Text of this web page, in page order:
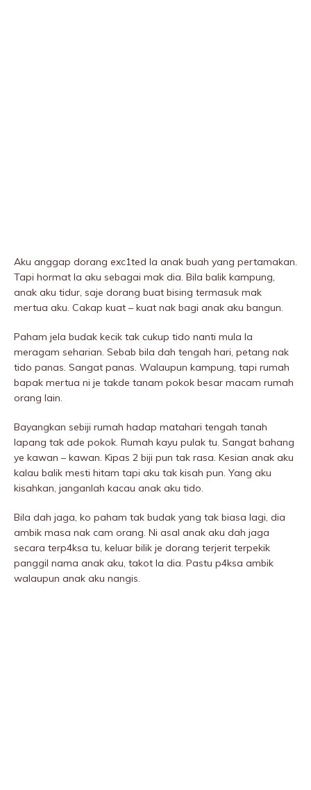
Aku anggap dorang exc1ted la anak buah yang pertamakan.
Tapi hormat la aku sebagai mak dia. Bila balik kampung,
anak aku tidur, saje dorang buat bising termasuk mak
mertua aku. Cakap kuat – kuat nak bagi anak aku bangun.
Paham jela budak kecik tak cukup tido nanti mula la
meragam seharian. Sebab bila dah tengah hari, petang nak
tido panas. Sangat panas. Walaupun kampung, tapi rumah
bapak mertua ni je takde tanam pokok besar macam rumah
orang lain.
Bayangkan sebiji rumah hadap matahari tengah tanah
lapang tak ade pokok. Rumah kayu pulak tu. Sangat bahang
ye kawan – kawan. Kipas 2 biji pun tak rasa. Kesian anak aku
kalau balik mesti hitam tapi aku tak kisah pun. Yang aku
kisahkan, janganlah kacau anak aku tido.
Bila dah jaga, ko paham tak budak yang tak biasa lagi, dia
ambik masa nak cam orang. Ni asal anak aku dah jaga
secara terp4ksa tu, keluar bilik je dorang terjerit terpekik
panggil nama anak aku, takot la dia. Pastu p4ksa ambik
walaupun anak aku nangis.